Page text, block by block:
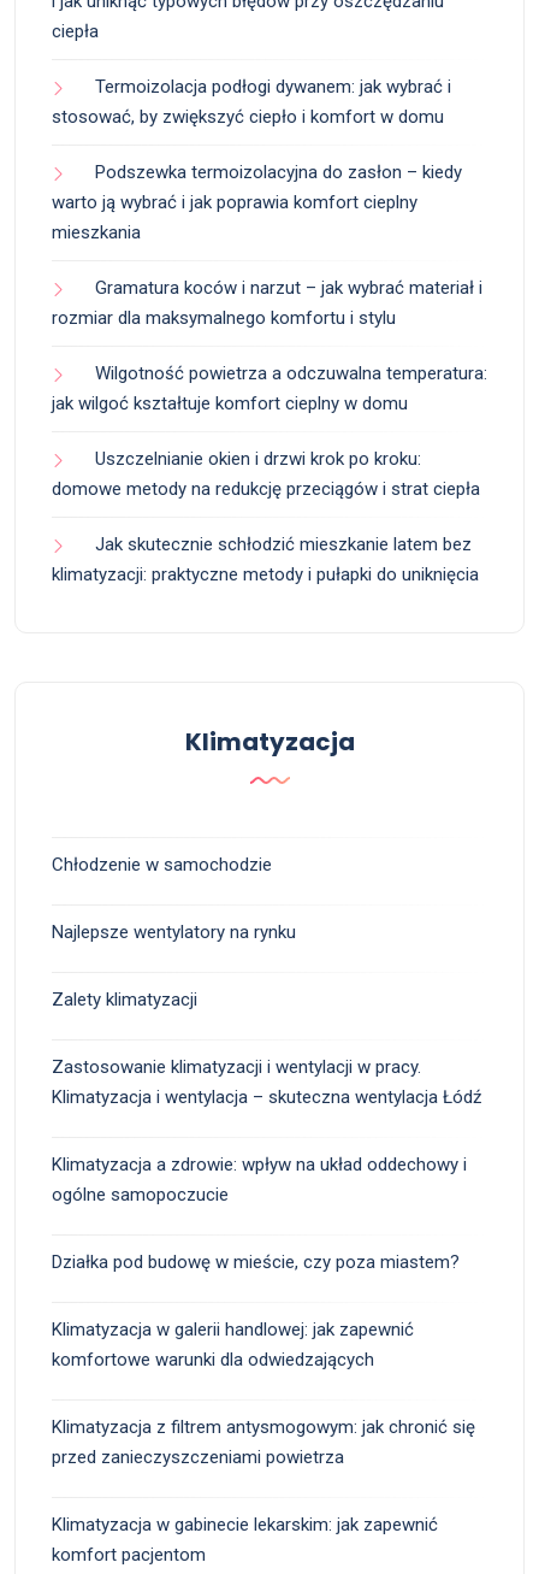
ciepła
Termoizolacja podłogi dywanem: jak wybrać i
stosować, by zwiększyć ciepło i komfort w domu
Podszewka termoizolacyjna do zasłon – kiedy
warto ją wybrać i jak poprawia komfort cieplny
mieszkania
Gramatura koców i narzut – jak wybrać materiał i
rozmiar dla maksymalnego komfortu i stylu
Wilgotność powietrza a odczuwalna temperatura:
jak wilgoć kształtuje komfort cieplny w domu
Uszczelnianie okien i drzwi krok po kroku:
domowe metody na redukcję przeciągów i strat ciepła
Jak skutecznie schłodzić mieszkanie latem bez
klimatyzacji: praktyczne metody i pułapki do uniknięcia
Klimatyzacja
Chłodzenie w samochodzie
Najlepsze wentylatory na rynku
Zalety klimatyzacji
Zastosowanie klimatyzacji i wentylacji w pracy.
Klimatyzacja i wentylacja – skuteczna wentylacja Łódź
Klimatyzacja a zdrowie: wpływ na układ oddechowy i
ogólne samopoczucie
Działka pod budowę w mieście, czy poza miastem?
Klimatyzacja w galerii handlowej: jak zapewnić
komfortowe warunki dla odwiedzających
Klimatyzacja z filtrem antysmogowym: jak chronić się
przed zanieczyszczeniami powietrza
Klimatyzacja w gabinecie lekarskim: jak zapewnić
komfort pacjentom